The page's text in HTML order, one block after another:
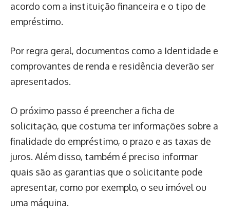
acordo com a instituição financeira e o tipo de
empréstimo.
Por regra geral, documentos como a Identidade e
comprovantes de renda e residência deverão ser
apresentados.
O próximo passo é preencher a ficha de
solicitação, que costuma ter informações sobre a
finalidade do empréstimo, o prazo e as taxas de
juros. Além disso, também é preciso informar
quais são as garantias que o solicitante pode
apresentar, como por exemplo, o seu imóvel ou
uma máquina.